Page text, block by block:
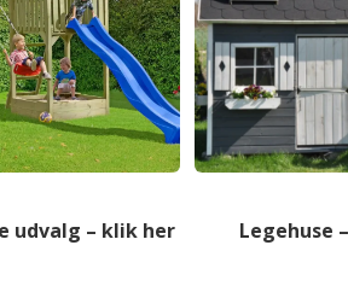
udvalg – klik her Legehuse